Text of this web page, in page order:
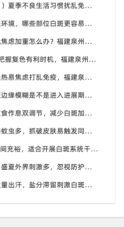
（熬夜喝冰饮会影响白斑？）夏季不良生活习惯扰乱免疫，福建泉州中科白癜风医院提醒白斑患者做好日常养护
「泉州三伏尾声」高温高湿环境，哪些部位白斑更容易扩散？福建泉州中科白癜风医院盘点夏季白斑高发位置
【衣着单薄白斑外露】容貌焦虑加重怎么办？福建泉州中科白癜风医院助力本地白癜风患者科学应对夏季白斑困扰
“夏日光疗不等于暴晒”！把握复色有利时机，福建泉州中科白癜风医院讲讲白癜风夏季诊疗的注意事项
（暑天情绪也影响白斑）燥热易焦虑打乱免疫，福建泉州中科白癜风医院分享白癜风患者夏季情绪调节小技巧
「八月白斑观察要点」白斑边缘模糊是不是进入进展期？福建泉州中科白癜风医院教你辨别白斑病情变化信号
「三伏天白斑养护干货」饮食作息双调节，减少白斑加重诱因，福建泉州中科白癜风医院为福建白斑群体科普实用知识
【警惕蚊虫叮咬隐患】夏季蚊虫多，抓破皮肤易触发同形反应，福建泉州中科白癜风医院提醒白癜风患者做好防蚊护理
“暑期祛白正当时” 假期时间充裕，适合开展白斑系统干预，福建泉州中科白癜风医院分型分期定制白斑康复方案
（稳定期白斑也不能大意）盛夏外界刺激多，忽视防护也会复发，福建泉州中科白癜风医院分享白癜风夏季维持护理知识
「汗液盐渍伤皮肤」夏天大量出汗，盐分滞留刺激白斑患处，福建泉州中科白癜风医院讲解白癜风患者夏日皮肤清洁要点